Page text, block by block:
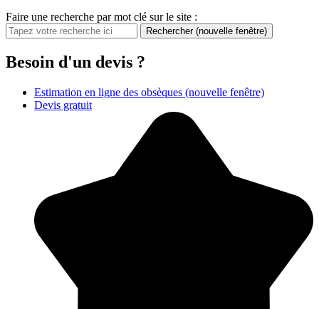
Faire une recherche par mot clé sur le site :
Rechercher (nouvelle fenêtre)
Besoin d'un devis ?
Estimation en ligne des obsèques (nouvelle fenêtre)
Devis gratuit